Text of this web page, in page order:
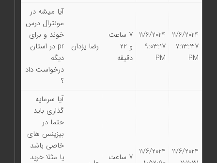
11/6/2024
7:13:37
PM
11/6/2024
9:03:17
PM
7 ساعت
و 22
دقیقه
رضا یزدان
آیا میشه در
مونترال درس
خوند و برای
pr در استان
دیگه
درخواست داد
؟
11/6/2024
11/6/2024
7 ساعت
آیا سرمایه
گذاری باید
حتما در
بیزینس های
خاصی باشد
یا مثلا خرید